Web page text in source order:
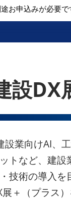
お申込みが必要で
設DX
業向けAI、
トなど、建
技術の導入を
＋（プラス